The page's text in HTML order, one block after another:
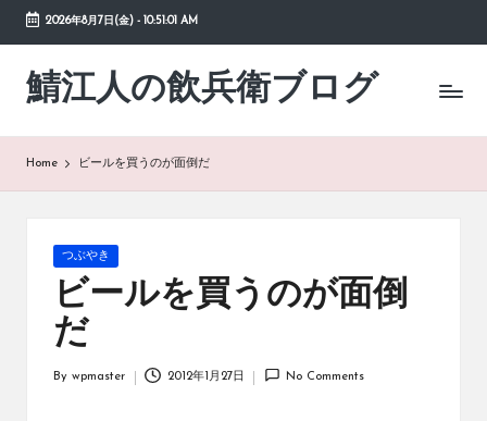
Skip
content
2026年8月7日(金)- 10:51:02 AM
鯖江人の飲兵衛ブログ
日々
の
Home ビールを買うのが面倒だ
Posted
つぶやき
ビールを買うのが面倒
だ
By wpmaster 2012年1月27日 No Comments